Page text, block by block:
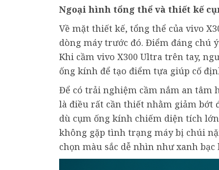
Ngoại hình tổng thể và thiết kế
Về mặt thiết kế, tổng thể của vivo
dòng máy trước đó. Điểm đáng chú
Khi cầm vivo X300 Ultra trên tay,
ống kính để tạo điểm tựa giúp cố
Để có trải nghiệm cầm nắm an tâm
là điều rất cần thiết nhằm giảm bớt
dù cụm ống kính chiếm diện tích
không gặp tình trạng máy bị chúi
chọn màu sắc dễ nhìn như xanh